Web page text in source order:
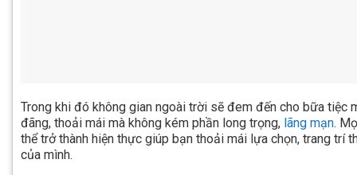
Trong khi đó không gian ngoài trời sẽ đem đến cho bữa tiệc
đãng, thoải mái mà không kém phần long trọng, lãng mạn.
thể trở thành hiện thực giúp bạn thoải mái lựa chọn, trang trí
của mình.